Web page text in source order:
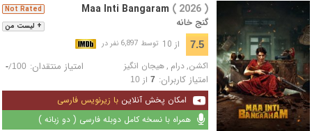
+ لیست من
Not Rated Maa Inti Bangaram ( 2026 )
گنج خانه
7.5 از 10 توسط 6,897 نفر در
اکشن, درام , هیجان انگیز امتیاز منتقدان: -/100
امتیاز کاربران: 7از 10
امکان پخش آنلاین با زیرنویس فارسی
همراه با نسخه کامل دوبله فارسی ( دو زبانه )